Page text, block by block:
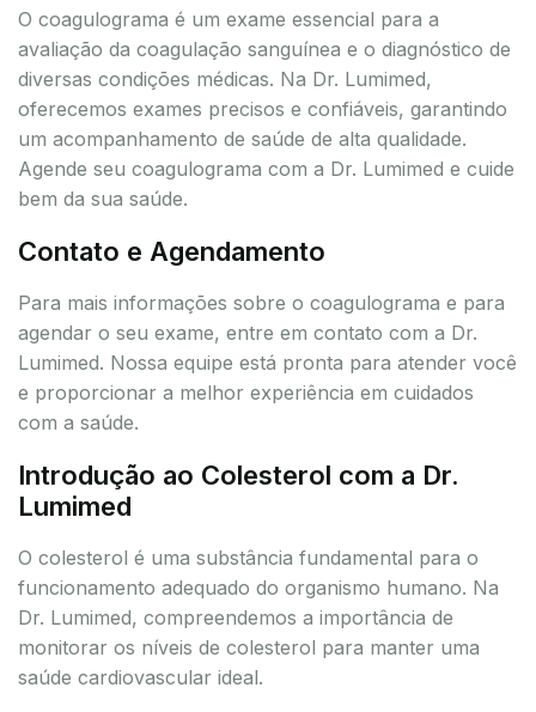
O coagulograma é um exame essencial para a
avaliação da coagulação sanguínea e o diagnóstico de
diversas condições médicas. Na Dr. Lumimed,
oferecemos exames precisos e confiáveis, garantindo
um acompanhamento de saúde de alta qualidade.
Agende seu coagulograma com a Dr. Lumimed e cuide
bem da sua saúde.
Contato e Agendamento
Para mais informações sobre o coagulograma e para
agendar o seu exame, entre em contato com a Dr.
Lumimed. Nossa equipe está pronta para atender você
e proporcionar a melhor experiência em cuidados
com a saúde.
Introdução ao Colesterol com a Dr.
Lumimed
O colesterol é uma substância fundamental para o
funcionamento adequado do organismo humano. Na
Dr. Lumimed, compreendemos a importância de
monitorar os níveis de colesterol para manter uma
saúde cardiovascular ideal.